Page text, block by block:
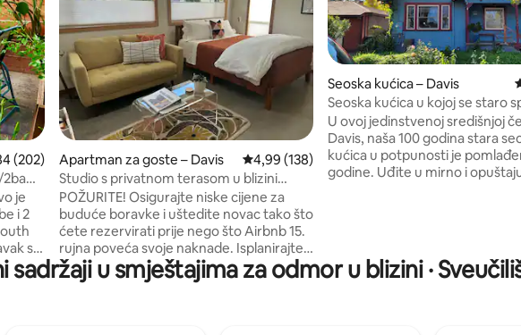
ocjena: 4,84/5, recenzija: 202
(202)
je
i 2
s
Apartman za goste – Davis Prosječna ocjena: 4,99/5, recenzija: 138
4,99 (138)
Studio s privatnom terasom u blizini
UCD-a
POŽURITE! Osigurajte niske cijene za
buduće boravke i uštedite novac tako što
ćete rezervirati prije nego što Airbnb 15.
rujna poveća svoje naknade. Isplanirajte
ugodan boravak za 1 – 2 gosta u ovom
svijetlom studiju, nekadašnjem
Seoska kućica – Davis
Seoska kućica u kojoj se staro
novim
U ovoj jedinstvenoj središnjoj
Davis, naša 100 godina stara
kućica u potpunosti je
godine. Uđite u mirno i
Nadopunjujući moderno
uravnotežen je spojem
sadržaji u smještajima za odmor u blizini ·